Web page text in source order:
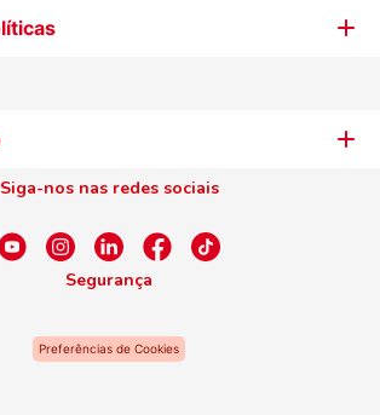
Siga-nos nas redes sociais
Segurança
Preferências de Cookies